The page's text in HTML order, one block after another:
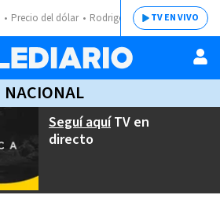
Precio del dólar Rodrigo ChavesTV EN VIVO
NACIONAL
Seguí aquíTV en
directo